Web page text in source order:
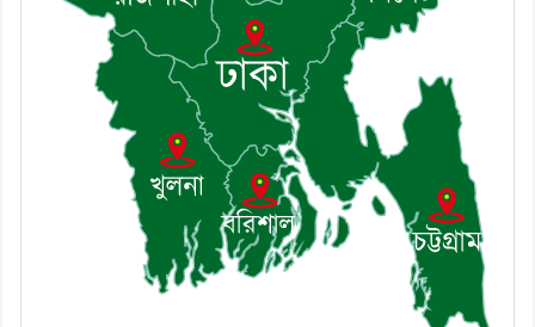
৮। মেঘনায় আইন-শৃঙ্খলা কমিটির
মাসিক সভা অনুষ্ঠিত
৯। জাতীয় নেতা ড. খন্দকার
মোশাররফ হোসেনের মূল্যায়ন কোথায়
এবং একটি বিশ্লেষণ
১০। দাউদকান্দিতে ইউপি সদস্যকে
মারধরের চেষ্টা ও প্রাণনাশের হুমকির
অভিযোগ